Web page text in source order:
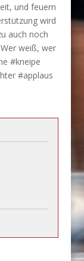
und feuern
wird
auch noch
weiß, wer
#kneipe
#applaus